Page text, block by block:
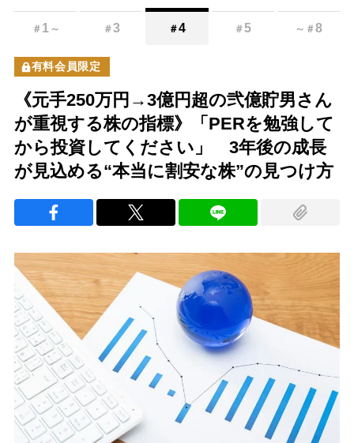
＃ 1 ～ ＃3 ＃4 ＃5 ～ ＃8
有料会員限定
《元手250万円→3億円超の弐億貯男さん
が重視する株の指標》「PERを勉強して
から投資してください」 3年後の成長
が見込める“本当に割安な株”の見つけ方